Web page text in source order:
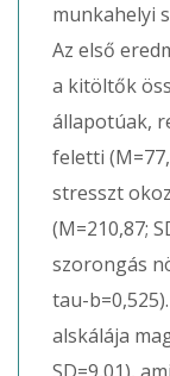
munkahelyi
Az első
a kitöltők
állapotúak,
feletti
stresszt
(M=210,87;
szorongás
tau-
alskálája